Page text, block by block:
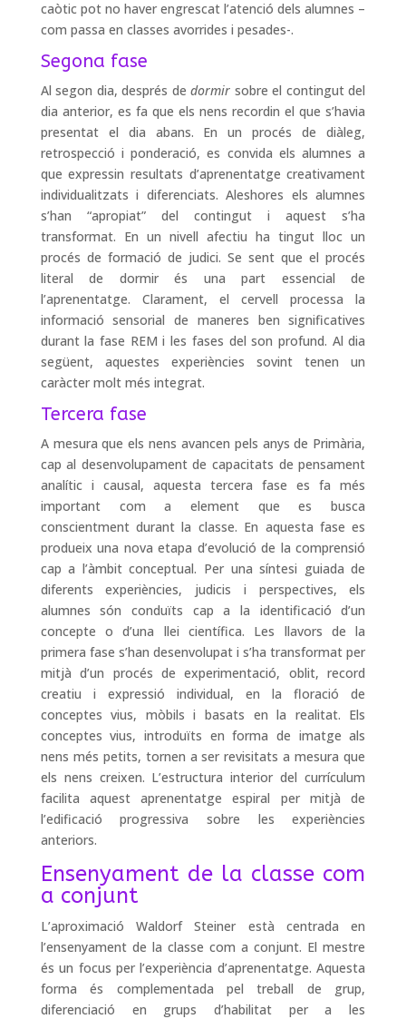
caòtic pot no haver engrescat l’atenció dels alumnes –
com passa en classes avorrides i pesades-.
Segona fase
Al segon dia, després de dormir sobre el contingut del
dia anterior, es fa que els nens recordin el que s’havia
presentat el dia abans. En un procés de diàleg,
retrospecció i ponderació, es convida els alumnes a
que expressin resultats d’aprenentatge creativament
individualitzats i diferenciats. Aleshores els alumnes
s’han “apropiat” del contingut i aquest s’ha
transformat. En un nivell afectiu ha tingut lloc un
procés de formació de judici. Se sent que el procés
literal de dormir és una part essencial de
l’aprenentatge. Clarament, el cervell processa la
informació sensorial de maneres ben significatives
durant la fase REM i les fases del son profund. Al dia
següent, aquestes experiències sovint tenen un
caràcter molt més integrat.
Tercera fase
A mesura que els nens avancen pels anys de Primària,
cap al desenvolupament de capacitats de pensament
analític i causal, aquesta tercera fase es fa més
important com a element que es busca
conscientment durant la classe. En aquesta fase es
produeix una nova etapa d’evolució de la comprensió
cap a l’àmbit conceptual. Per una síntesi guiada de
diferents experiències, judicis i perspectives, els
alumnes són conduïts cap a la identificació d’un
concepte o d’una llei científica. Les llavors de la
primera fase s’han desenvolupat i s’ha transformat per
mitjà d’un procés de experimentació, oblit, record
creatiu i expressió individual, en la floració de
conceptes vius, mòbils i basats en la realitat. Els
conceptes vius, introduïts en forma de imatge als
nens més petits, tornen a ser revisitats a mesura que
els nens creixen. L’estructura interior del currículum
facilita aquest aprenentatge espiral per mitjà de
l’edificació progressiva sobre les experiències
anteriors.
Ensenyament de la classe com
a conjunt
L’aproximació Waldorf Steiner està centrada en
l’ensenyament de la classe com a conjunt. El mestre
és un focus per l’experiència d’aprenentatge. Aquesta
forma és complementada pel treball de grup,
diferenciació en grups d’habilitat per a les